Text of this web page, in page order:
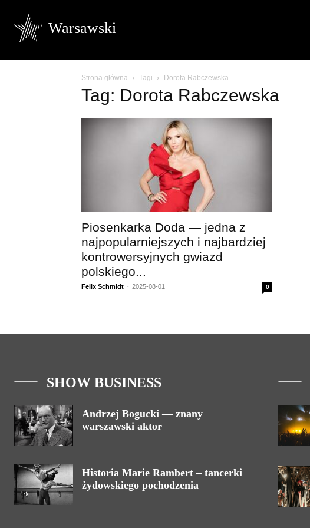
Warsawski
Strona główna Tagi Dorota Rabczewska
Tag: Dorota Rabczewska
Piosenkarka Doda — jedna z
najpopularniejszych i najbardziej
kontrowersyjnych gwiazd
polskiego...
Felix Schmidt - 2025-08-01 0
SHOW BUSINESS
Andrzej Bogucki — znany
warszawski aktor
Historia Marie Rambert – tancerki
żydowskiego pochodzenia